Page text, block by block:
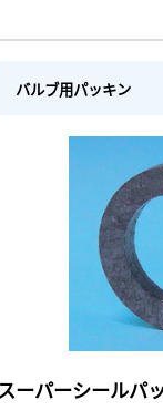
バルブ用パッキン
ーパーシールパ